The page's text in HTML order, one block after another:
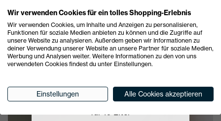
5000+ zufriedene Kunden
VERIFIZIERT
Wir verwenden Cookies für ein tolles Shopping-Erlebnis
Wir verwenden Cookies, um Inhalte und Anzeigen zu personalisieren,
Funktionen für soziale Medien anbieten zu können und die Zugriffe auf
unsere Website zu analysieren. Außerdem geben wir Informationen zu
deiner Verwendung unserer Website an unsere Partner für soziale Medien,
Werbung und Analysen weiter. Weitere Informationen zu den von uns
verwendeten Cookies findest du unter Einstellungen.
Einstellungen Alle Cookies akzeptieren
PURE WHITE
99 Euronur74 Euro!
für 10 Liter